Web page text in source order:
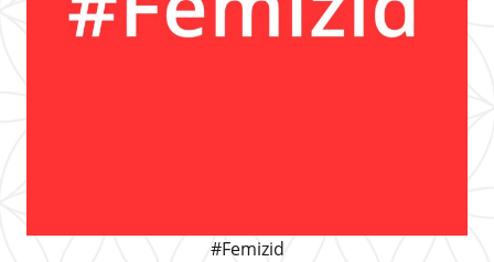
#Femizid